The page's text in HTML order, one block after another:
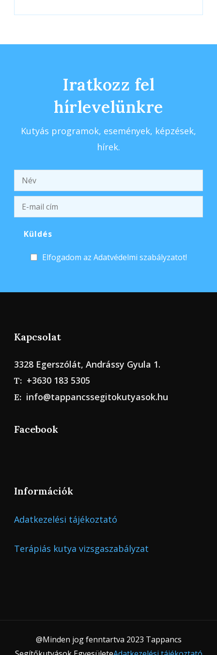
Iratkozz fel
hírlevelünkre
Kutyás programok, események, képzések,
hírek.
Elfogadom az Adatvédelmi szabályzatot!
Kapcsolat
3328 Egerszólát, Andrássy Gyula 1.
T: +3630 183 5305
E: info@tappancssegitokutyasok.hu
Facebook
Információk
Adatkezelési tájékoztató
Terápiás kutya vizsgaszabályzat
@Minden jog fenntartva 2023 Tappancs